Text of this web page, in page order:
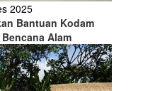
2025
Bantuan Kodam
Alam